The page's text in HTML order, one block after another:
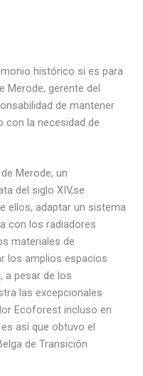
histórico si es para
Merode, gerente del
de mantener
con la necesidad de
Merode, un
del siglo XIV,se
ellos, adaptar un sistema
con los radiadores
materiales de
los amplios espacios
a pesar de los
las excepcionales
Ecoforest incluso en
así que obtuvo el
de Transición